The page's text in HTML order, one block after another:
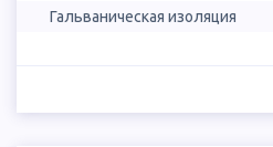
Гальваническая изоляция